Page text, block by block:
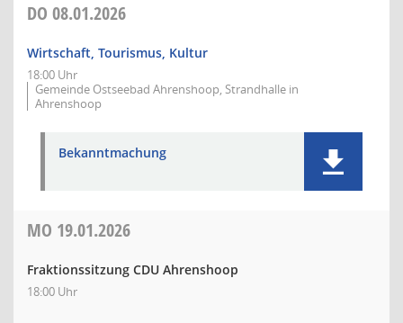
DO 08.01.2026
Wirtschaft, Tourismus, Kultur
18:00 Uhr
Gemeinde Ostseebad Ahrenshoop, Strandhalle in
Ahrenshoop
Bekanntmachung
MO 19.01.2026
Fraktionssitzung CDU Ahrenshoop
18:00 Uhr